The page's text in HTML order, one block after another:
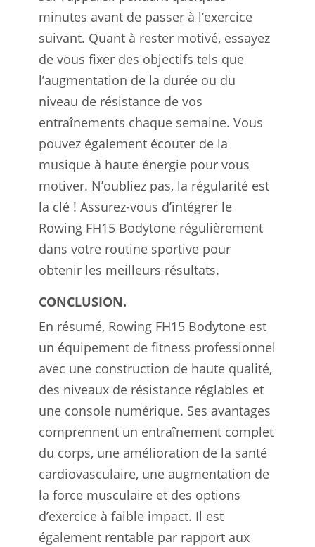
minutes avant de passer à l’exercice
suivant. Quant à rester motivé, essayez
de vous fixer des objectifs tels que
l’augmentation de la durée ou du
niveau de résistance de vos
entraînements chaque semaine. Vous
pouvez également écouter de la
musique à haute énergie pour vous
motiver. N’oubliez pas, la régularité est
la clé ! Assurez-vous d’intégrer le
Rowing FH15 Bodytone régulièrement
dans votre routine sportive pour
obtenir les meilleurs résultats.
CONCLUSION.
En résumé, Rowing FH15 Bodytone est
un équipement de fitness professionnel
avec une construction de haute qualité,
des niveaux de résistance réglables et
une console numérique. Ses avantages
comprennent un entraînement complet
du corps, une amélioration de la santé
cardiovasculaire, une augmentation de
la force musculaire et des options
d’exercice à faible impact. Il est
également rentable par rapport aux